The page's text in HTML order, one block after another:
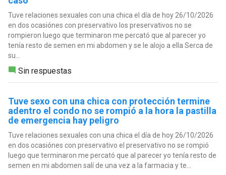
Tuve relaciones sexuales con una chica el día de hoy 26/10/2026
en dos ocasiónes con preservativo los preservativos no se
rompieron luego que terminaron me percató que al parecer yo
tenía resto de semen en mi abdomen y se le alojo a ella Serca de
su...
Sin respuestas
Tuve sexo con una chica con protección termine
adentro el condo no se rompió a la hora la pastilla
de emergencia hay peligro
Tuve relaciones sexuales con una chica el día de hoy 26/10/2026
en dos ocasiónes con preservativo el preservativo no se rompió
luego que terminaron me percató que al parecer yo tenía resto de
semen en mi abdomen salí de una vez a la farmacia y te...